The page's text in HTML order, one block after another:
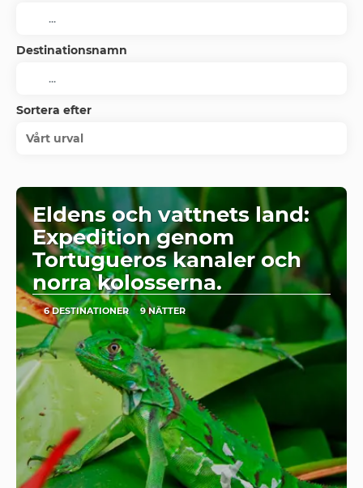
Destinationsnamn
Sortera efter
Vårt urval
Eldens och vattnets land:
Expedition genom
Tortugueros kanaler och
norra kolosserna.
6 DESTINATIONER 9 NÄTTER